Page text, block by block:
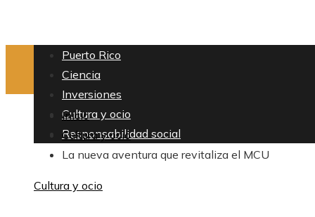
Puerto Rico
Ciencia
Inversiones
Cultura y ocio
Responsabilidad social
Inicio
Cultura y ocio
La nueva aventura que revitaliza el MCU
Cultura y ocio